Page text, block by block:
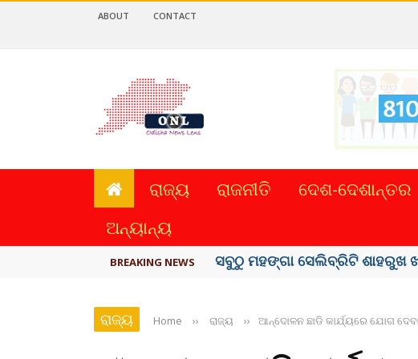
ABOUT CONTACT
ରାଜ୍ୟ ରାଜନୀତି ଦେଶ-ଦେଶାନ୍ତର
ଅନ୍ୟାନ୍ୟ
BREAKING NEWS ବିଏସ୍‌ପିର ବିଧାୟକ ଉମା ଶଙ୍କର
ରାଜ୍ୟ Home ›› ରାଜ୍ୟ ›› ଆନ୍ଦୋଳନ ଛାଡି କାର୍ଯ୍ୟରେ ଯୋଗ